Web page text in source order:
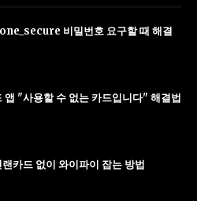
비밀번호 요구할 때 해결
앱 "사용할 수 없는 카드입니다" 해결법
카드 없이 와이파이 잡는 방법